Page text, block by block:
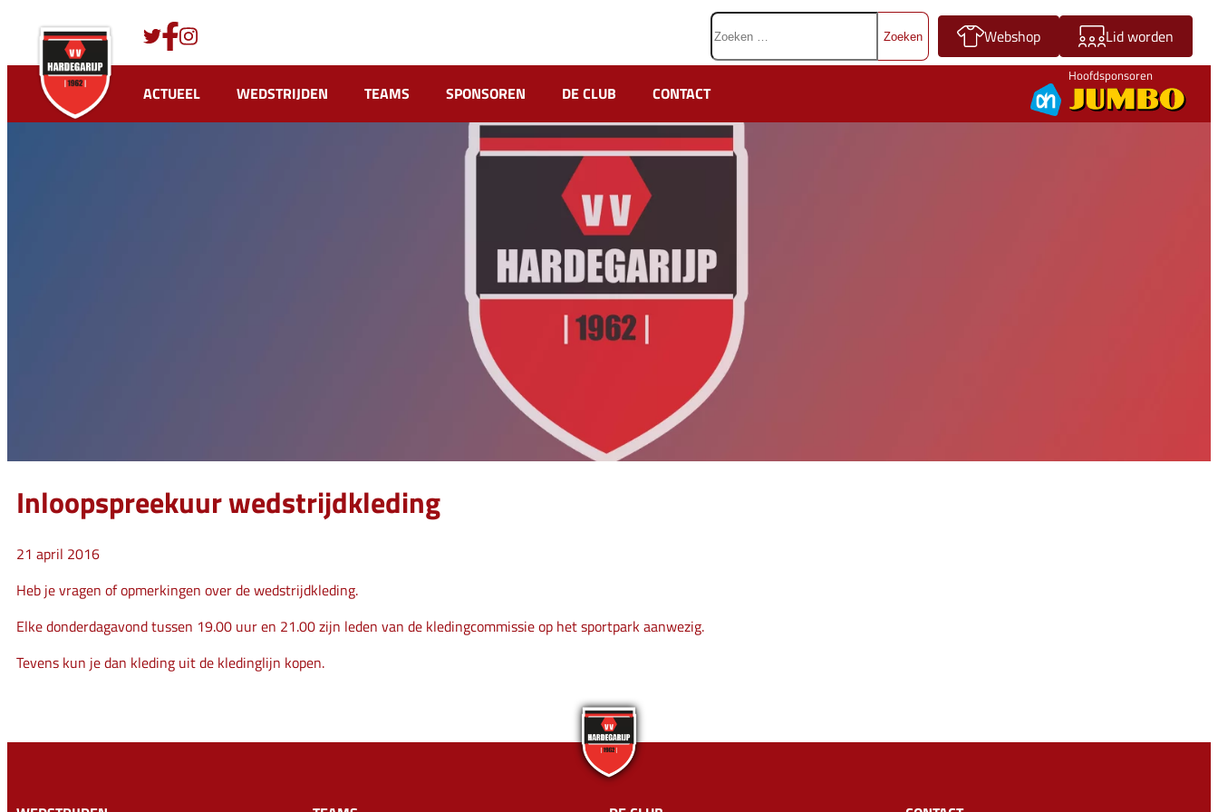
de
inhoud
Webshop Lid worden
Zoeken
naar:
ACTUEEL WEDSTRIJDEN TEAMS SPONSOREN DE CLUB CONTACT
Hoofdsponsoren
Inloopspreekuur wedstrijdkleding
21 april 2016
Heb je vragen of opmerkingen over de wedstrijdkleding.
Elke donderdagavond tussen 19.00 uur en 21.00 zijn leden van de kledingcommissie op het sportpark aanwezig.
Tevens kun je dan kleding uit de kledinglijn kopen.